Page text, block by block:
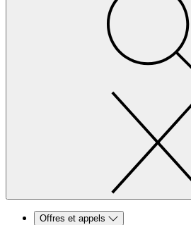
Offres et appels